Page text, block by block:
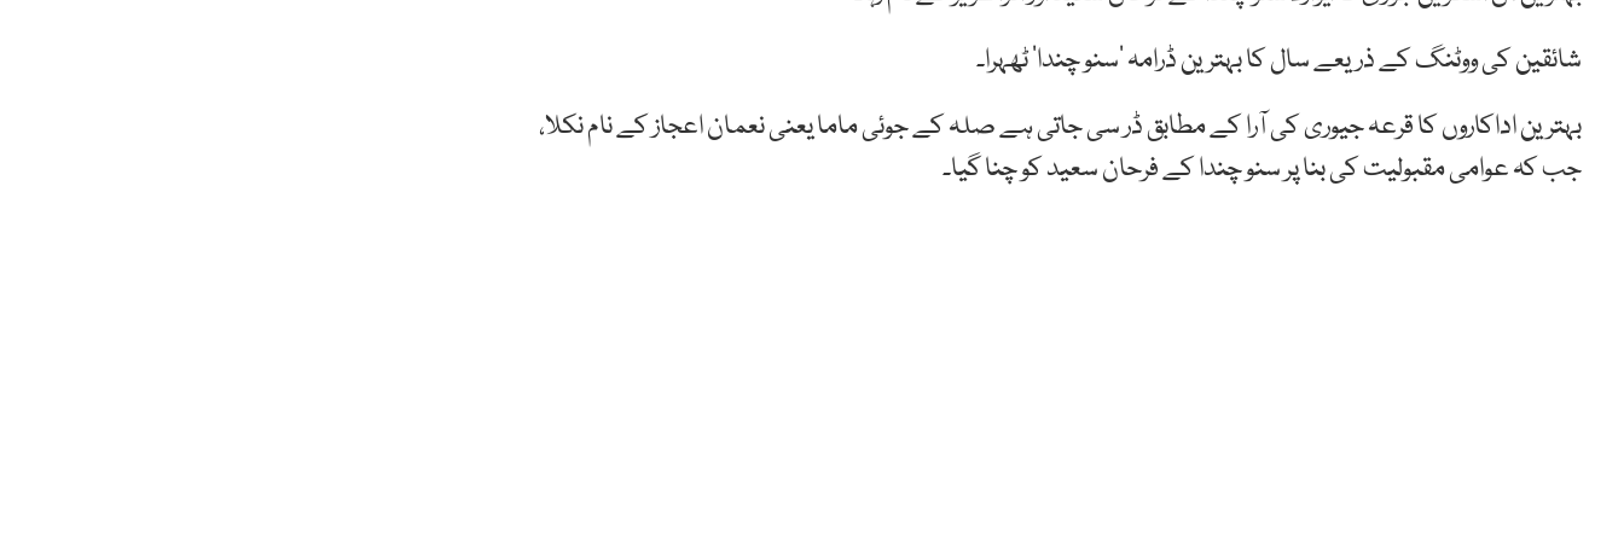
شائقین کی ووٹنگ کے ذریعے سال کا بہترین ڈرامہ ’سنو چندا‘ ٹھہرا۔
بہترین اداکاروں کا قرعہ جیوری کی آرا کے مطابق ڈر سی جاتی ہے صلہ کے جوئی ماما یعنی نعمان اعجاز کے نام نکلا،
جب کہ عوامی مقبولیت کی بنا پر سنو چندا کے فرحان سعید کو چنا گیا۔